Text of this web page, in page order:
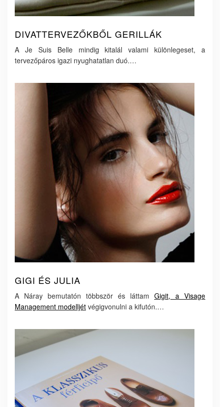
DIVATTERVEZŐKBŐL GERILLÁK
A Je Suis Belle mindig kitalál valami különlegeset, a
tervezőpáros igazi nyughatatlan duó.…
GIGI ÉS JULIA
A Náray bemutatón többször és láttam Gigit, a Visage
Management modelljét végigvonulni a kifutón.…